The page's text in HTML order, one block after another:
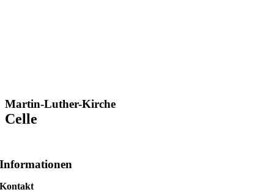
Martin-Luther-Kirche
Celle
Informationen
Kontakt